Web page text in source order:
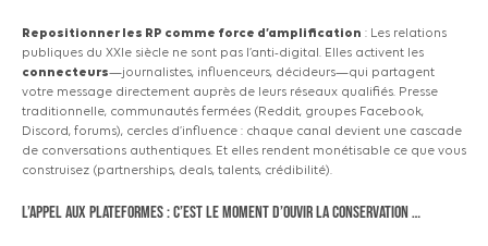
Repositionner les RP comme force d’amplification : Les relations
publiques du XXIe siècle ne sont pas l’anti-digital. Elles activent les
connecteurs—journalistes, influenceurs, décideurs—qui partagent
votre message directement auprès de leurs réseaux qualifiés. Presse
traditionnelle, communautés fermées (Reddit, groupes Facebook,
Discord, forums), cercles d’influence : chaque canal devient une cascade
de conversations authentiques. Et elles rendent monétisable ce que vous
construisez (partnerships, deals, talents, crédibilité).
L’appel aux plateformes : c’est le moment d’ouvir la conservation …